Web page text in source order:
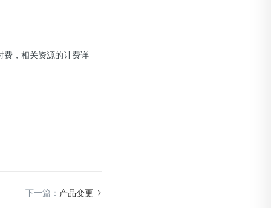
费，相关资源的计费详
下一篇： 产品变更